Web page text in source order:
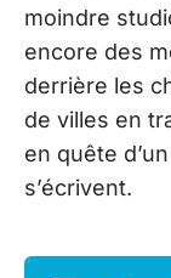
moindre
encore des
derrière les
de villes en
en quête
s’écrivent.